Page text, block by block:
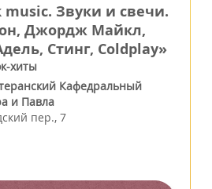
music. Звуки и свечи.
Джордж Майкл,
Стинг, Coldplay»
хиты
Кафедральный
и Павла
пер., 7